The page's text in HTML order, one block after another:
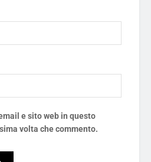
e sito web in questo
volta che commento.